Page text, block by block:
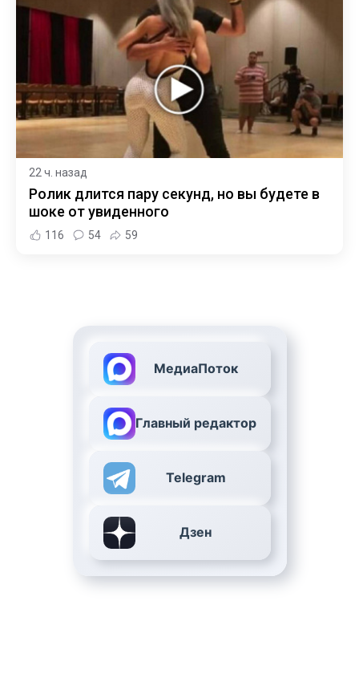
22 ч. назад
Ролик длится пару секунд, но вы будете в
шоке от увиденного
116 54 59
МедиаПоток
Главный редактор
Telegram
Дзен